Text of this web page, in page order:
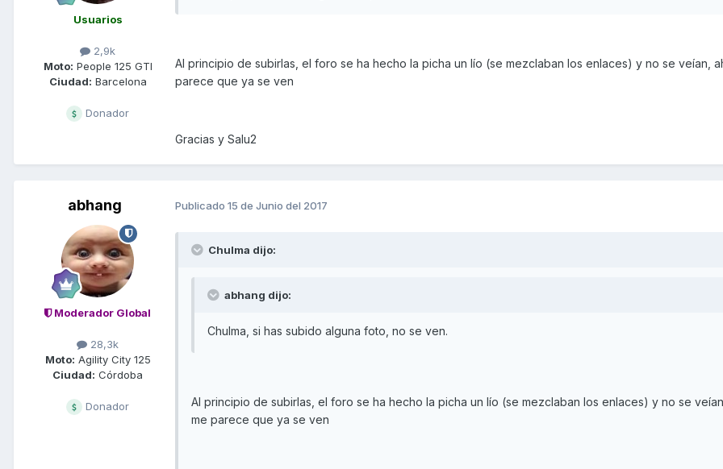
Usuarios
2,9k
Moto: People 125 GTI
Ciudad: Barcelona
Donador
Al principio de subirlas, el foro se ha hecho la picha un lío (se mezclaban los enlaces) y no se veían,
parece que ya se ven
Gracias y Salu2
abhang
Moderador Global
28,3k
Moto: Agility City 125
Ciudad: Córdoba
Donador
Publicado 15 de Junio del 2017
Chulma dijo:
abhang dijo:
Chulma, si has subido alguna foto, no se ven.
Al principio de subirlas, el foro se ha hecho la picha un lío (se mezclaban los enlaces) y no se
me parece que ya se ven